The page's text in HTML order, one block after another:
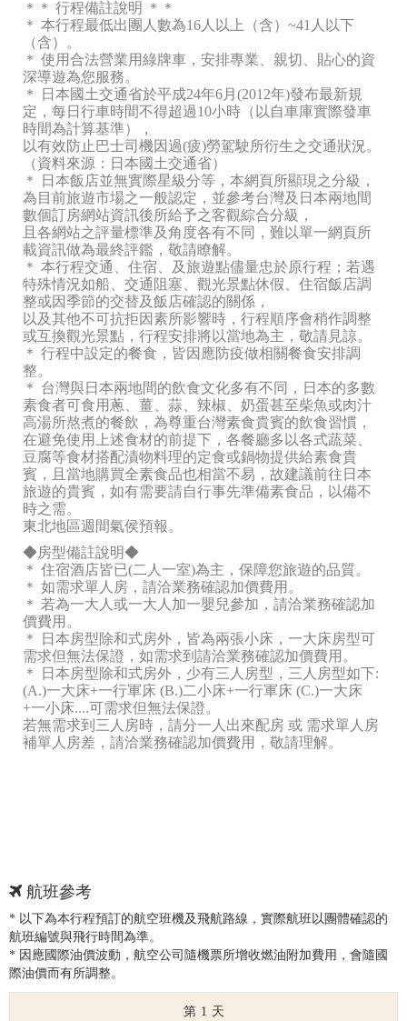
＊＊ 行程備註說明 ＊＊
＊ 本行程最低出團人數為16人以上（含）~41人以下
（含）。
＊ 使用合法營業用綠牌車，安排專業、親切、貼心的資
深導遊為您服務。
＊ 日本國土交通省於平成24年6月(2012年)發布最新規
定，每日行車時間不得超過10小時（以自車庫實際發車
時間為計算基準），
以有效防止巴士司機因過(疲)勞駕駛所衍生之交通狀況。
（資料來源：日本國土交通省）
＊ 日本飯店並無實際星級分等，本網頁所顯現之分級，
為目前旅遊市場之一般認定，並參考台灣及日本兩地間
數個訂房網站資訊後所給予之客觀綜合分級，
且各網站之評量標準及角度各有不同，難以單一網頁所
載資訊做為最終評鑑，敬請瞭解。
＊ 本行程交通、住宿、及旅遊點儘量忠於原行程；若遇
特殊情況如船、交通阻塞、觀光景點休假、住宿飯店調
整或因季節的交替及飯店確認的關係，
以及其他不可抗拒因素所影響時，行程順序會稍作調整
或互換觀光景點，行程安排將以當地為主，敬請見諒。
＊ 行程中設定的餐食，皆因應防疫做相關餐食安排調
整。
＊ 台灣與日本兩地間的飲食文化多有不同，日本的多數
素食者可食用蔥、薑、蒜、辣椒、奶蛋甚至柴魚或肉汁
高湯所熬煮的餐飲，為尊重台灣素食貴賓的飲食習慣，
在避免使用上述食材的前提下，各餐廳多以各式蔬菜、
豆腐等食材搭配漬物料理的定食或鍋物提供給素食貴
賓，且當地購買全素食品也相當不易，故建議前往日本
旅遊的貴賓，如有需要請自行事先準備素食品，以備不
時之需。
東北地區週間氣侯預報。
◆房型備註說明◆
＊ 住宿酒店皆已(二人一室)為主，保障您旅遊的品質。
＊ 如需求單人房，請洽業務確認加價費用。
＊ 若為一大人或一大人加一嬰兒參加，請洽業務確認加
價費用。
＊ 日本房型除和式房外，皆為兩張小床，一大床房型可
需求但無法保證，如需求到請洽業務確認加價費用。
＊ 日本房型除和式房外，少有三人房型，三人房型如下:
(A.)一大床+一行軍床 (B.)二小床+一行軍床 (C.)一大床
+一小床....可需求但無法保證。
若無需求到三人房時，請分一人出來配房 或 需求單人房
補單人房差，請洽業務確認加價費用，敬請理解。
航班參考
* 以下為本行程預訂的航空班機及飛航路線，實際航班以團體確認的
航班編號與飛行時間為準。
* 因應國際油價波動，航空公司隨機票所增收燃油附加費用，會隨國
際油價而有所調整。
1